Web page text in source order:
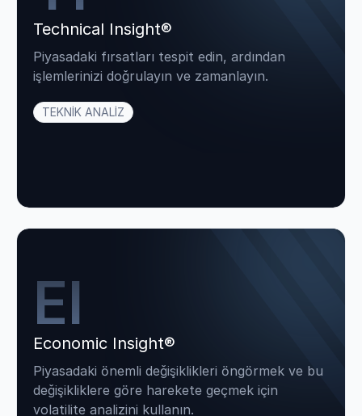
Technical Insight®
Piyasadaki fırsatları tespit edin, ardından
işlemlerinizi doğrulayın ve zamanlayın.
TEKNİK ANALİZ
EI
Economic Insight®
Piyasadaki önemli değişiklikleri öngörmek ve bu
değişikliklere göre harekete geçmek için
volatilite analizini kullanın.